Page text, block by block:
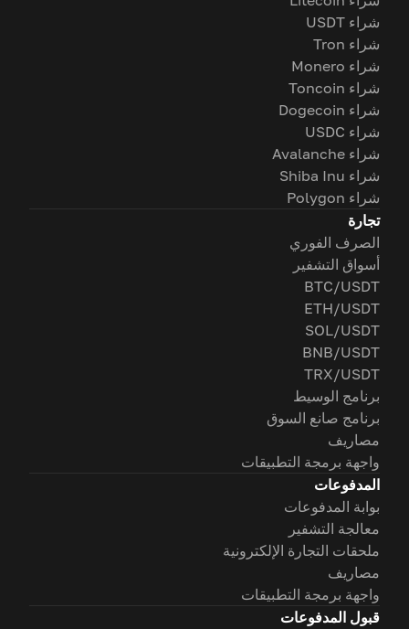
شراء USDT
شراء Tron
شراء Monero
شراء Toncoin
شراء Dogecoin
شراء USDC
شراء Avalanche
شراء Shiba Inu
شراء Polygon
تجارة
الصرف الفوري
أسواق التشفير
BTC/USDT
ETH/USDT
SOL/USDT
BNB/USDT
TRX/USDT
برنامج الوسيط
برنامج صانع السوق
مصاريف
واجهة برمجة التطبيقات
المدفوعات
بوابة المدفوعات
معالجة التشفير
ملحقات التجارة الإلكترونية
مصاريف
واجهة برمجة التطبيقات
قبول المدفوعات